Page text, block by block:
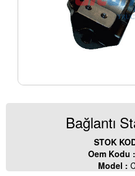
Bağlantı
STOK
Oem Kodu :
Model :